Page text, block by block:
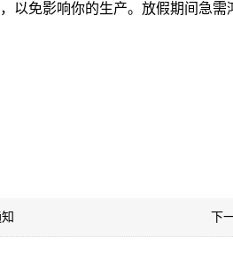
以免影响你的生产。放假期间急
下